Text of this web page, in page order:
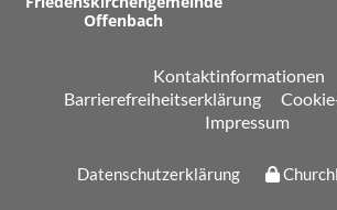
Offenbach
Kontaktinformationen
Barrierefreiheitserklärung
Impressum
Datenschutzerklärung